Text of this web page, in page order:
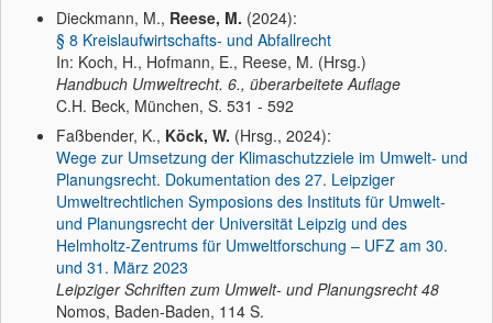
Dieckmann, M., Reese, M. (2024):
§ 8 Kreislaufwirtschafts- und Abfallrecht
In: Koch, H., Hofmann, E., Reese, M. (Hrsg.)
Handbuch Umweltrecht. 6., überarbeitete Auflage
C.H. Beck, München, S. 531 - 592
Faßbender, K., Köck, W. (Hrsg., 2024):
Wege zur Umsetzung der Klimaschutzziele im Umwelt- und
Planungsrecht. Dokumentation des 27. Leipziger
Umweltrechtlichen Symposions des Instituts für Umwelt-
und Planungsrecht der Universität Leipzig und des
Helmholtz-Zentrums für Umweltforschung – UFZ am 30.
und 31. März 2023
Leipziger Schriften zum Umwelt- und Planungsrecht 48
Nomos, Baden-Baden, 114 S.